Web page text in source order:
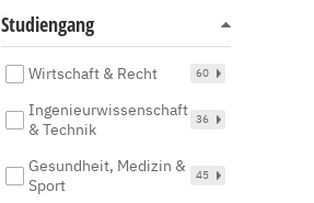
Studiengang
Wirtschaft & Recht 60
Ingenieurwissenschaft
& Technik
36
Gesundheit, Medizin &
Sport
45